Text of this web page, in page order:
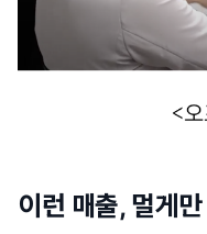
이런 매출, 멀게